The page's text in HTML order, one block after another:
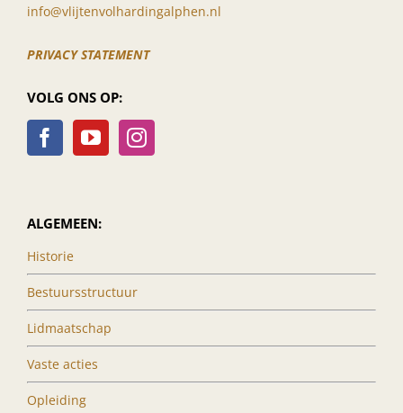
info@vlijtenvolhardingalphen.nl
PRIVACY STATEMENT
VOLG ONS OP:
ALGEMEEN:
Historie
Bestuursstructuur
Lidmaatschap
Vaste acties
Opleiding